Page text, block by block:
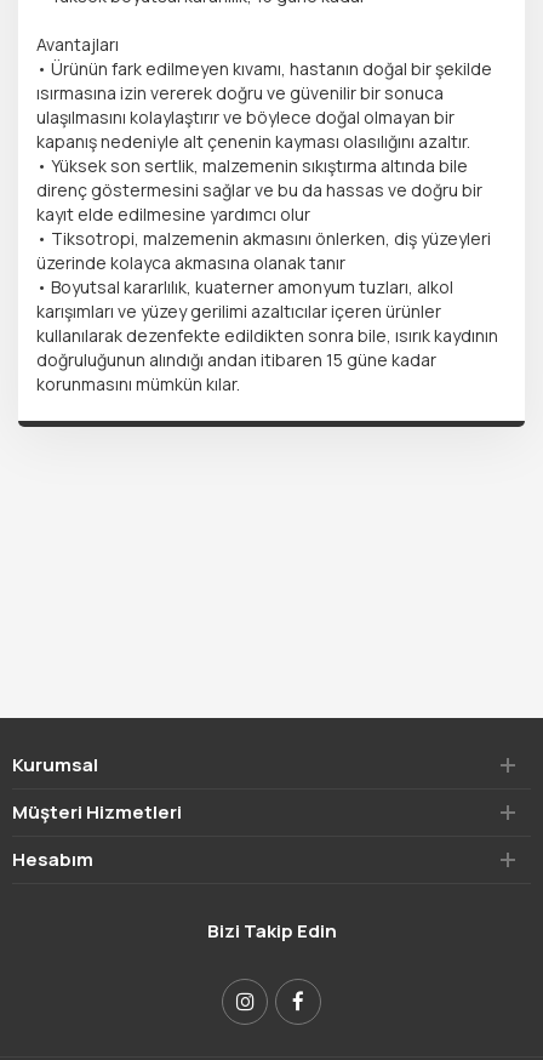
Avantajları
• Ürünün fark edilmeyen kıvamı, hastanın doğal bir şekilde
ısırmasına izin vererek doğru ve güvenilir bir sonuca
ulaşılmasını kolaylaştırır ve böylece doğal olmayan bir
kapanış nedeniyle alt çenenin kayması olasılığını azaltır.
• Yüksek son sertlik, malzemenin sıkıştırma altında bile
direnç göstermesini sağlar ve bu da hassas ve doğru bir
kayıt elde edilmesine yardımcı olur
• Tiksotropi, malzemenin akmasını önlerken, diş yüzeyleri
üzerinde kolayca akmasına olanak tanır
• Boyutsal kararlılık, kuaterner amonyum tuzları, alkol
karışımları ve yüzey gerilimi azaltıcılar içeren ürünler
kullanılarak dezenfekte edildikten sonra bile, ısırık kaydının
doğruluğunun alındığı andan itibaren 15 güne kadar
korunmasını mümkün kılar.
Kurumsal
Müşteri Hizmetleri
Hesabım
Bizi Takip Edin